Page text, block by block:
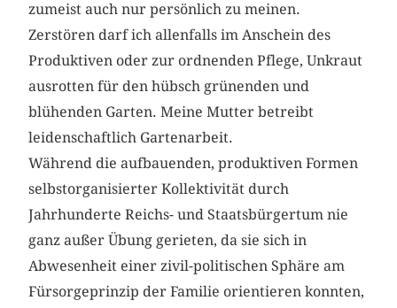
zumeist auch nur persönlich zu meinen.
Zerstören darf ich allenfalls im Anschein des
Produktiven oder zur ordnenden Pflege, Unkraut
ausrotten für den hübsch grünenden und
blühenden Garten. Meine Mutter betreibt
leidenschaftlich Gartenarbeit.
Während die aufbauenden, produktiven Formen
selbstorganisierter Kollektivität durch
Jahrhunderte Reichs- und Staatsbürgertum nie
ganz außer Übung gerieten, da sie sich in
Abwesenheit einer zivil-politischen Sphäre am
Fürsorgeprinzip der Familie orientieren konnten,